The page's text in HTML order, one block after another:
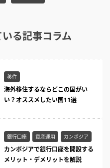
る記事コラム
移住
海外移住するならどこの国がい
い？オススメしたい国11選
銀行口座 資産運用 カンボジア
カンボジアで銀行口座を開設する
メリット・デメリットを解説